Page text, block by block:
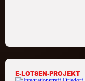
E-LOTSEN-PROJEKT